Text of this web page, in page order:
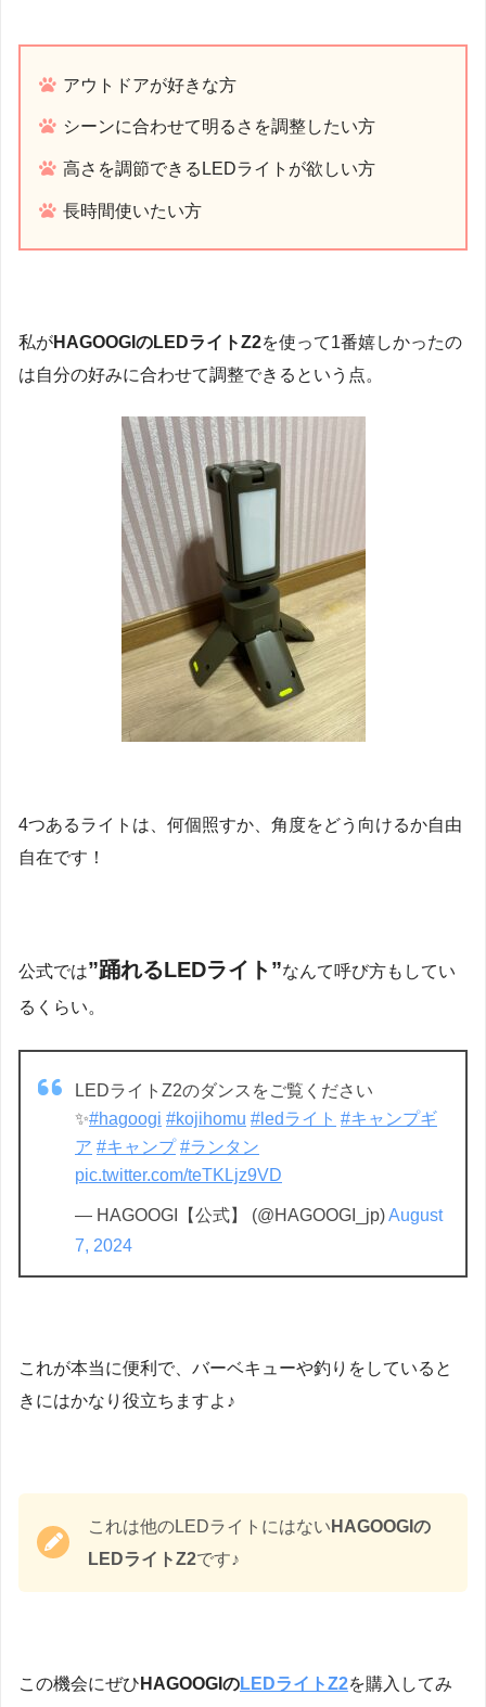
アウトドアが好きな方
シーンに合わせて明るさを調整したい方
高さを調節できるLEDライトが欲しい方
長時間使いたい方
私がHAGOOGIのLEDライトZ2を使って1番嬉しかったの
は自分の好みに合わせて調整できるという点。
4つあるライトは、何個照すか、角度をどう向けるか自由
自在です！
公式では”踊れるLEDライト”なんて呼び方もしてい
るくらい。
LEDライトZ2のダンスをご覧ください
✨️#hagoogi #kojihomu #ledライト #キャンプギ
ア #キャンプ #ランタン
pic.twitter.com/teTKLjz9VD
— HAGOOGI【公式】 (@HAGOOGI_jp)August
7, 2024
これが本当に便利で、バーベキューや釣りをしていると
きにはかなり役立ちますよ♪
これは他のLEDライトにはない HAGOOGIの
LEDライトZ2です♪
この機会にぜひ HAGOOGIのLEDライトZ2を購入してみ